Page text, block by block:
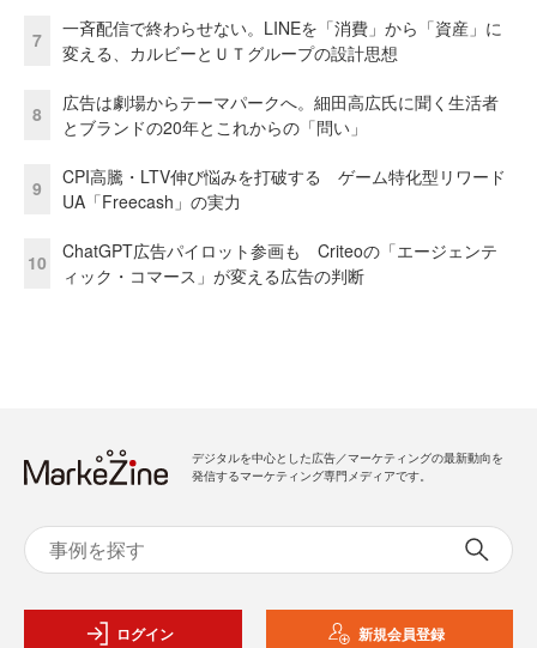
7
一斉配信で終わらせない。LINEを「消費」から「資産」に
変える、カルビーとＵＴグループの設計思想
8
広告は劇場からテーマパークへ。細田高広氏に聞く生活者
とブランドの20年とこれからの「問い」
9
CPI高騰・LTV伸び悩みを打破する ゲーム特化型リワード
UA「Freecash」の実力
10
ChatGPT広告パイロット参画も Criteoの「エージェンテ
ィック・コマース」が変える広告の判断
デジタルを中心とした広告／マーケティングの最新動向を
発信するマーケティング専門メディアです。
ログイン 新規会員登録